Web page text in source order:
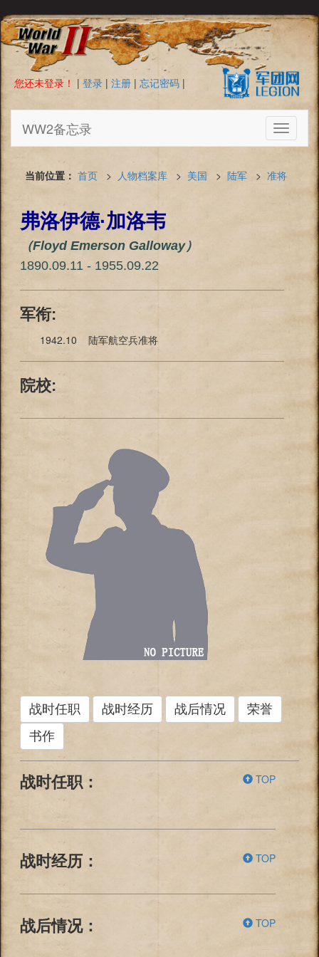
您还未登录！ | 登录 | 注册 | 忘记密码 |
Toggle
WW2备忘录
当前位置： 首页 > 人物档案库 > 美国 > 陆军 > 准将
弗洛伊德·加洛韦
（Floyd Emerson Galloway）
1890.09.11 - 1955.09.22
军衔:
1942.10 陆军航空兵准将
院校:
战时任职 战时经历 战后情况
荣誉
书作
战时任职： TOP
战时经历： TOP
战后情况： TOP